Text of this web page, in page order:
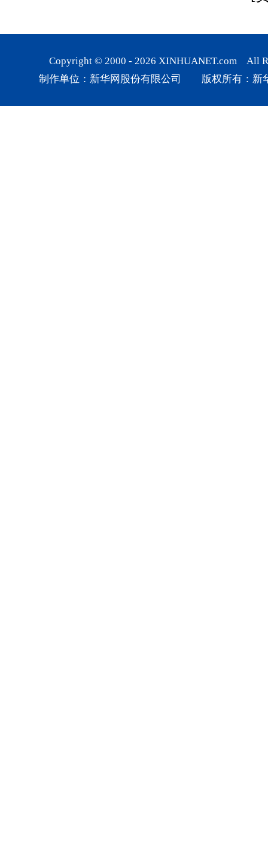
Copyright © 2000 - 2026 XINHUANET.com All
制作单位：新华网股份有限公司 版权所有：新